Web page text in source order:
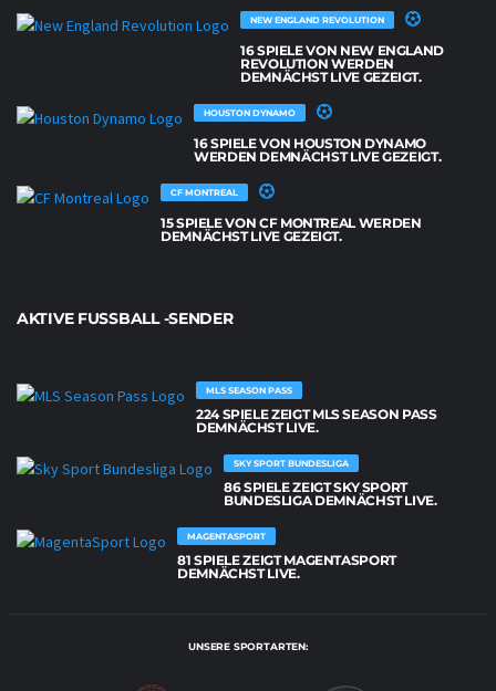
NEW ENGLAND REVOLUTION
16 SPIELE VON NEW ENGLAND
REVOLUTION WERDEN
DEMNÄCHST LIVE GEZEIGT.
HOUSTON DYNAMO
16 SPIELE VON HOUSTON DYNAMO
WERDEN DEMNÄCHST LIVE GEZEIGT.
CF MONTREAL
15 SPIELE VON CF MONTREAL WERDEN
DEMNÄCHST LIVE GEZEIGT.
AKTIVE FUSSBALL -SENDER
MLS SEASON PASS
224 SPIELE ZEIGT MLS SEASON PASS
DEMNÄCHST LIVE.
SKY SPORT BUNDESLIGA
86 SPIELE ZEIGT SKY SPORT
BUNDESLIGA DEMNÄCHST LIVE.
MAGENTASPORT
81 SPIELE ZEIGT MAGENTASPORT
DEMNÄCHST LIVE.
UNSERE SPORTARTEN: